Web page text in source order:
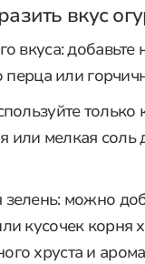
вкус
вкуса: добавьте
перца или
или мелкая соль
зелень: можно
кусочек корня
хруста и